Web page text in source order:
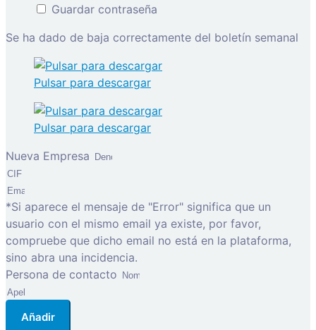
Guardar contraseña
Se ha dado de baja correctamente del boletín semanal
Pulsar para descargar
Pulsar para descargar
Nueva Empresa
*Si aparece el mensaje de "Error" significa que un
usuario con el mismo email ya existe, por favor,
compruebe que dicho email no está en la plataforma,
sino abra una incidencia.
Persona de contacto
Añadir